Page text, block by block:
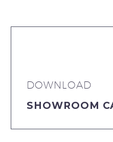
DOWNLOAD
SHOWROOM